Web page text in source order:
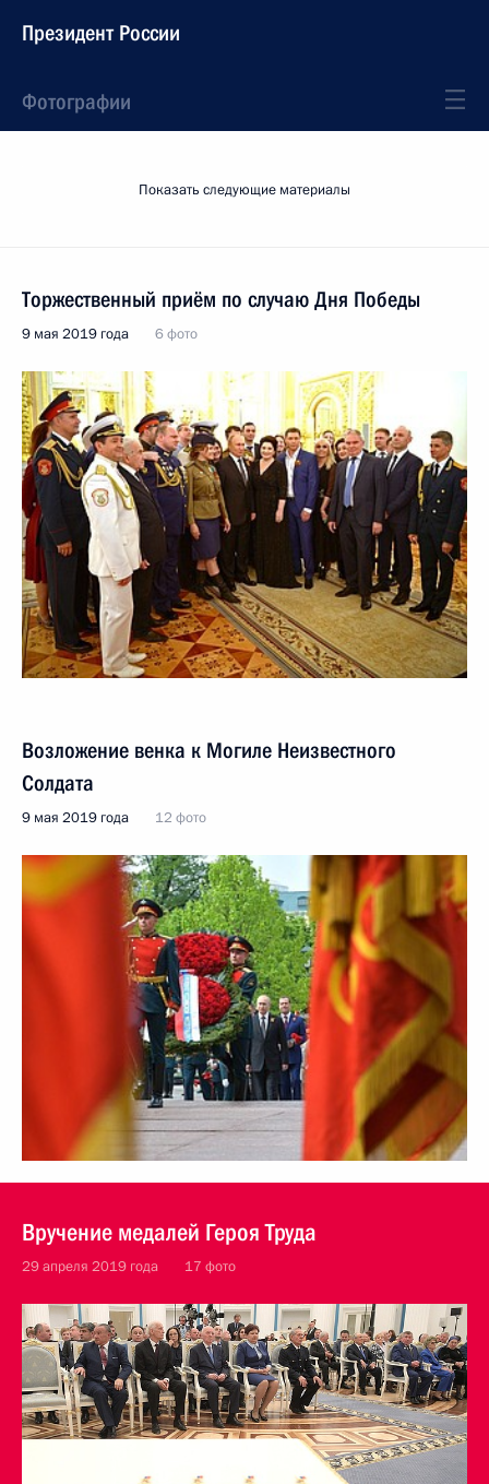
Президент России
Фотографии
Показать следующие материалы
Торжественный приём по случаю Дня Победы
9 мая 2019 года 6 фото
Возложение венка к Могиле Неизвестного
Солдата
9 мая 2019 года 12 фото
Вручение медалей Героя Труда
29 апреля 2019 года 17 фото